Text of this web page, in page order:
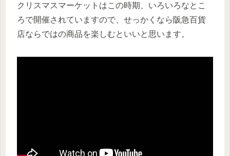
クリスマスマーケットはこの時期、いろいろなとこ
ろで開催されていますので、せっかくなら阪急百貨
店ならではの商品を楽しむといいと思います。